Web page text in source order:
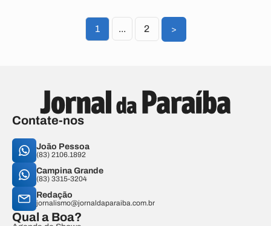
1 ... 2 >
Contate-nos
João Pessoa
(83) 2106.1892
Campina Grande
(83) 3315-3204
Redação
jornalismo@jornaldaparaiba.com.br
Qual a Boa?